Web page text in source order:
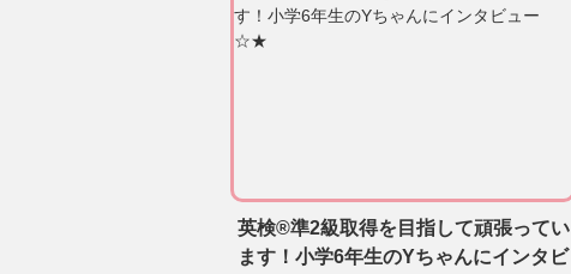
英検®準2級取得を目指して頑張ってい
ます！小学6年生のYちゃんにインタビ